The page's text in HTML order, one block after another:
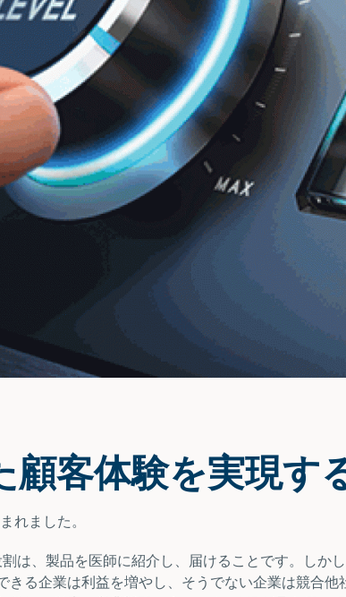
顧客体験を実現す
れました。
割は、製品を医師に紹介し、届けることです。しか
きる企業は利益を増やし、そうでない企業は競合